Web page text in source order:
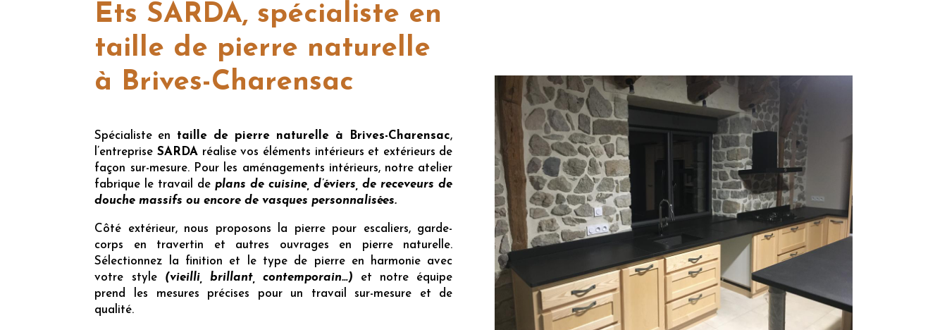
Ets SARDA, spécialiste en
taille de pierre naturelle
à Brives-Charensac
Spécialiste en taille de pierre naturelle à Brives-Charensac,
l’entrepriseSARDA réalise vos éléments intérieurs et extérieurs de
façon sur-mesure. Pour les aménagements intérieurs, notre atelier
fabrique le travail deplans de cuisine, d’éviers, de receveurs de
douche massifs ou encore de vasques personnalisées.
Côté extérieur, nous proposons la pierre pour escaliers, garde-
corps en travertin et autres ouvrages en pierre naturelle.
Sélectionnez la finition et le type de pierre en harmonie avec
votre style (vieilli, brillant, contemporain…) et notre équipe
prend les mesures précises pour un travail sur-mesure et de
qualité.